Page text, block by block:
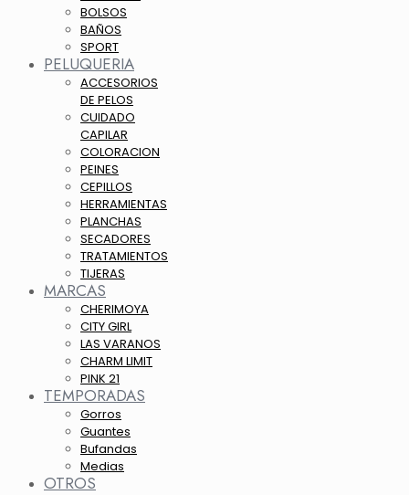
BOLSOS
BAÑOS
SPORT
PELUQUERIA
ACCESORIOS
DE PELOS
CUIDADO
CAPILAR
COLORACION
PEINES
CEPILLOS
HERRAMIENTAS
PLANCHAS
SECADORES
TRATAMIENTOS
TIJERAS
MARCAS
CHERIMOYA
CITY GIRL
LAS VARANOS
CHARM LIMIT
PINK 21
TEMPORADAS
Gorros
Guantes
Bufandas
Medias
OTROS